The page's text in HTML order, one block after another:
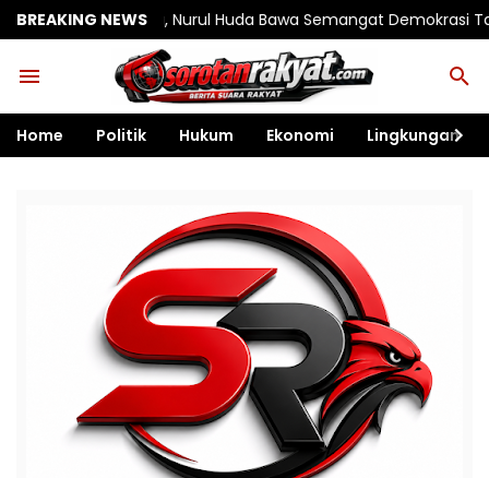
BREAKING NEWS
Nurul Huda Bawa Semangat Demokrasi Tanpa Sekat dan
Home Politik Hukum Ekonomi Lingkungan